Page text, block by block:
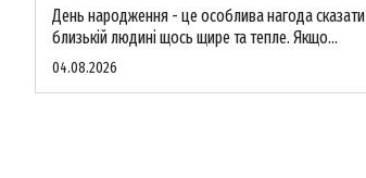
День народження - це особлива нагода сказати
близькій людині щось щире та тепле. Якщо...
04.08.2026